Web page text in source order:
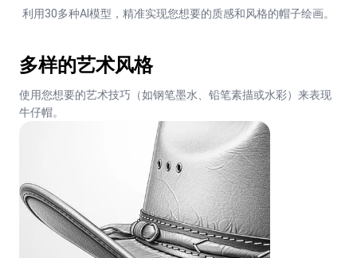
利用30多种AI模型，精准实现您想要的质感和风格的帽子绘画。
多样的艺术风格
使用您想要的艺术技巧（如钢笔墨水、铅笔素描或水彩）来表现
牛仔帽。